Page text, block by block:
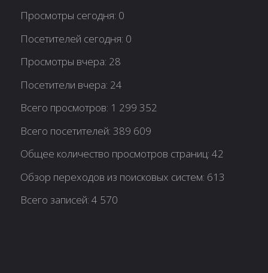
Просмотры сегодня: 0
Посетителей сегодня: 0
Просмотры вчера: 28
Посетители вчера: 24
Всего просмотров: 1 299 352
Всего посетителей:389 609
Общее количество просмотров страниц:42
Обзор переходов из поисковых систем: 613
Всего записей:4 570